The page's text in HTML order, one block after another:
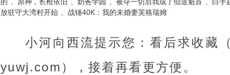
放驻守大湾村开始
战锤40K：我的未婚妻芙格瑞姆
小河向西流提示您：看后求收藏
yuwj.com），接着再看更方便。